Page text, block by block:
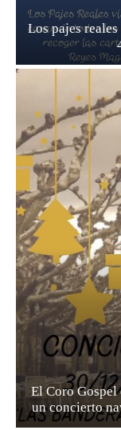
Los pajes
El Coro Gospel
un concierto